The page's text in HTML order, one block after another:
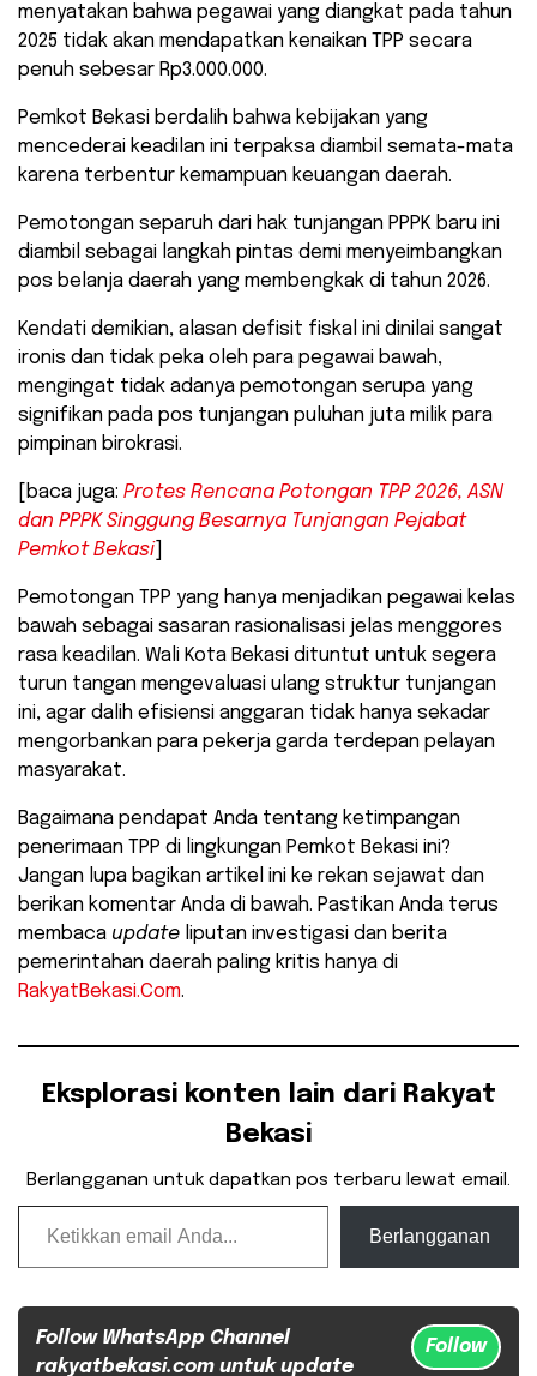
menyatakan bahwa pegawai yang diangkat pada tahun
2025 tidak akan mendapatkan kenaikan TPP secara
penuh sebesar Rp3.000.000.
​Pemkot Bekasi berdalih bahwa kebijakan yang
mencederai keadilan ini terpaksa diambil semata-mata
karena terbentur kemampuan keuangan daerah.
Pemotongan separuh dari hak tunjangan PPPK baru ini
diambil sebagai langkah pintas demi menyeimbangkan
pos belanja daerah yang membengkak di tahun 2026.
Kendati demikian, alasan defisit fiskal ini dinilai sangat
ironis dan tidak peka oleh para pegawai bawah,
mengingat tidak adanya pemotongan serupa yang
signifikan pada pos tunjangan puluhan juta milik para
pimpinan birokrasi.
[baca juga: Protes Rencana Potongan TPP 2026, ASN
dan PPPK Singgung Besarnya Tunjangan Pejabat
Pemkot Bekasi
​Pemotongan TPP yang hanya menjadikan pegawai kelas
bawah sebagai sasaran rasionalisasi jelas menggores
rasa keadilan. Wali Kota Bekasi dituntut untuk segera
turun tangan mengevaluasi ulang struktur tunjangan
ini, agar dalih efisiensi anggaran tidak hanya sekadar
mengorbankan para pekerja garda terdepan pelayan
masyarakat.
​Bagaimana pendapat Anda tentang ketimpangan
penerimaan TPP di lingkungan Pemkot Bekasi ini?
Jangan lupa bagikan artikel ini ke rekan sejawat dan
berikan komentar Anda di bawah. Pastikan Anda terus
membaca update liputan investigasi dan berita
pemerintahan daerah paling kritis hanya di
RakyatBekasi.Com.
Eksplorasi konten lain dari Rakyat
Bekasi
Berlangganan untuk dapatkan pos terbaru lewat email.
Ketikkan email Anda...
Berlangganan
Follow WhatsApp Channel
rakyatbekasi.com untuk update
Follow